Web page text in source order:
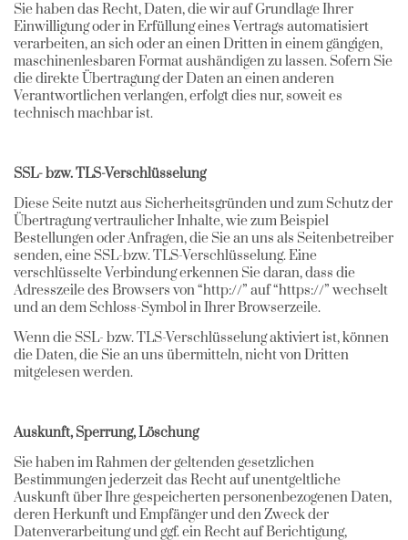
Sie haben das Recht, Daten, die wir auf Grundlage Ihrer
Einwilligung oder in Erfüllung eines Vertrags automatisiert
verarbeiten, an sich oder an einen Dritten in einem gängigen,
maschinenlesbaren Format aushändigen zu lassen. Sofern Sie
die direkte Übertragung der Daten an einen anderen
Verantwortlichen verlangen, erfolgt dies nur, soweit es
technisch machbar ist.
SSL- bzw. TLS-Verschlüsselung
Diese Seite nutzt aus Sicherheitsgründen und zum Schutz der
Übertragung vertraulicher Inhalte, wie zum Beispiel
Bestellungen oder Anfragen, die Sie an uns als Seitenbetreiber
senden, eine SSL-bzw. TLS-Verschlüsselung. Eine
verschlüsselte Verbindung erkennen Sie daran, dass die
Adresszeile des Browsers von “http://” auf “https://” wechselt
und an dem Schloss-Symbol in Ihrer Browserzeile.
Wenn die SSL- bzw. TLS-Verschlüsselung aktiviert ist, können
die Daten, die Sie an uns übermitteln, nicht von Dritten
mitgelesen werden.
Auskunft, Sperrung, Löschung
Sie haben im Rahmen der geltenden gesetzlichen
Bestimmungen jederzeit das Recht auf unentgeltliche
Auskunft über Ihre gespeicherten personenbezogenen Daten,
deren Herkunft und Empfänger und den Zweck der
Datenverarbeitung und ggf. ein Recht auf Berichtigung,